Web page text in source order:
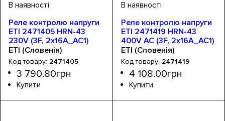
Реле контролю напруги
ETI 2471405 HRN-43
230V (3F, 2x16A_AC1)
без нейтралі
ETI (Словенія)
2471405
3 790.80грн
Обладнання: реле
Кількість фаз: 3
Номінальний струм, А: 16А
Серія: HRN
Кількість модулів: 3
Монтаж: Din-рейка
Реле контролю напруги
ETI 2471419 HRN-43
400V AC (3F, 2x16A_AC1)
без нейтралі
ETI (Словенія)
2471419
4 108.00грн
Обладнання: реле
Кількість фаз: 3
Номінальний струм, А: 16А
Серія: HRN
Кількість модулів: 3
Монтаж: Din-рейка